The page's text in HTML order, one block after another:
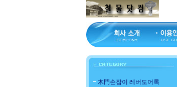
木門손잡이 레버도어록